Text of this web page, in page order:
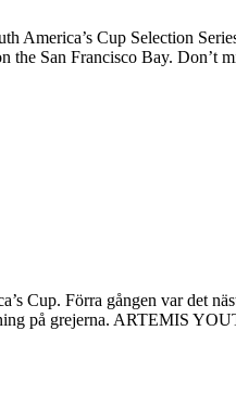
America’s Cup Selection
the San Francisco Bay. Don’t
Cup. Förra gången var det
på grejerna. ARTEMIS